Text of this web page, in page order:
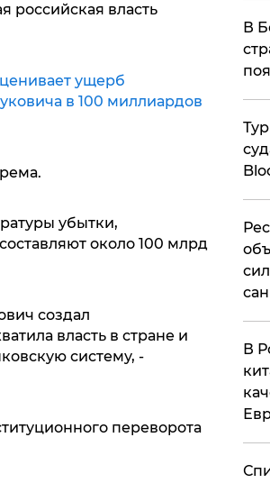
российская власть
ущерб
в 100 миллиардов
убытки,
около 100 млрд
создал
власть в стране и
систему, -
переворота
В
В